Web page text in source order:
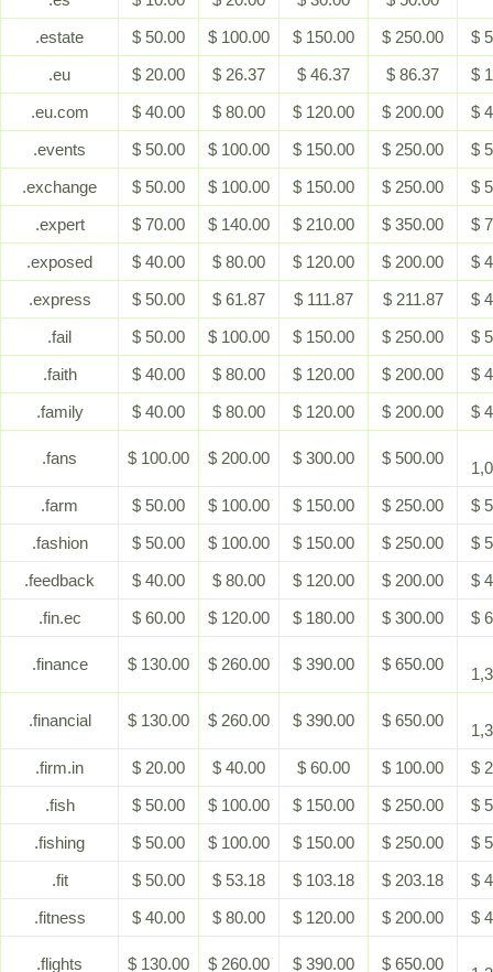
.estate
$ 50.00 $ 100.00 $ 150.00 $ 250.00
$
.eu
$ 20.00 $ 26.37 $ 46.37 $ 86.37
$
.eu.com
$ 40.00 $ 80.00 $ 120.00 $ 200.00
$
.events
$ 50.00 $ 100.00 $ 150.00 $ 250.00
$
.exchange
$ 50.00 $ 100.00 $ 150.00 $ 250.00
$
.expert
$ 70.00 $ 140.00 $ 210.00 $ 350.00
$
.exposed
$ 40.00 $ 80.00 $ 120.00 $ 200.00
$
.express
$ 50.00 $ 61.87 $ 111.87 $ 211.87
$
.fail
$ 50.00 $ 100.00 $ 150.00 $ 250.00
$
.faith
$ 40.00 $ 80.00 $ 120.00 $ 200.00
$
.family
$ 40.00 $ 80.00 $ 120.00 $ 200.00 $
.fans $ 100.00 $ 200.00 $ 300.00 $ 500.00
.farm
$ 50.00 $ 100.00 $ 150.00 $ 250.00
$
.fashion
$ 50.00 $ 100.00 $ 150.00 $ 250.00
$
.feedback
$ 40.00 $ 80.00 $ 120.00 $ 200.00
$
.fin.ec
$ 60.00 $ 120.00 $ 180.00 $ 300.00 $
.finance $ 130.00 $ 260.00 $ 390.00 $ 650.00
.financial $ 130.00 $ 260.00 $ 390.00 $ 650.00
.firm.in
$ 20.00 $ 40.00 $ 60.00 $ 100.00
$
.fish
$ 50.00 $ 100.00 $ 150.00 $ 250.00
$
.fishing
$ 50.00 $ 100.00 $ 150.00 $ 250.00
$
.fit
$ 50.00 $ 53.18 $ 103.18 $ 203.18
$
.fitness
$ 40.00 $ 80.00 $ 120.00 $ 200.00 $
.flights $ 130.00 $ 260.00 $ 390.00 $ 650.00